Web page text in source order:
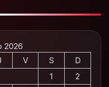
2026
V S
D
1
2